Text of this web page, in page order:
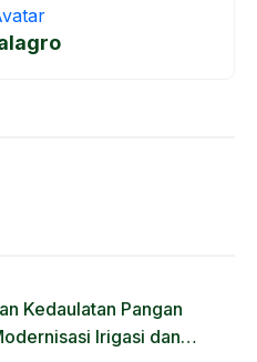
Kedaulatan Pangan
Irigasi dan